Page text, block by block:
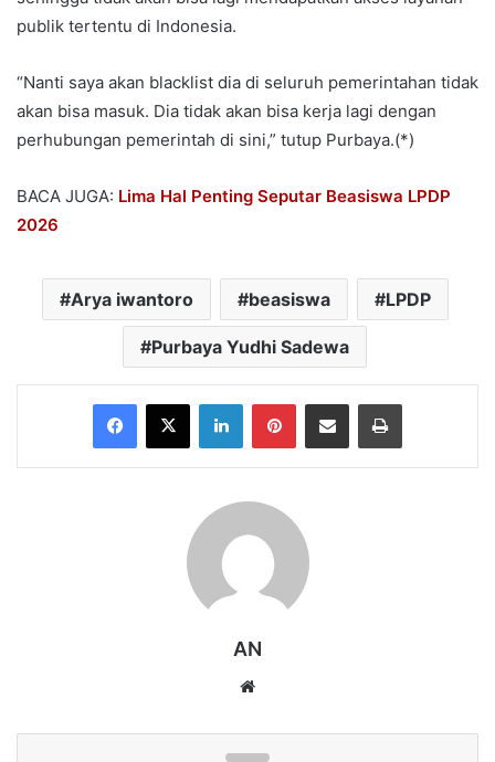
publik tertentu di Indonesia.
“Nanti saya akan blacklist dia di seluruh pemerintahan tidak
akan bisa masuk. Dia tidak akan bisa kerja lagi dengan
perhubungan pemerintah di sini,” tutup Purbaya.(*)
BACA JUGA: Lima Hal Penting Seputar Beasiswa LPDP
2026
Arya iwantoro beasiswa LPDP
Purbaya Yudhi Sadewa
Facebook
X LinkedInPinterestShare via Email Print
AN